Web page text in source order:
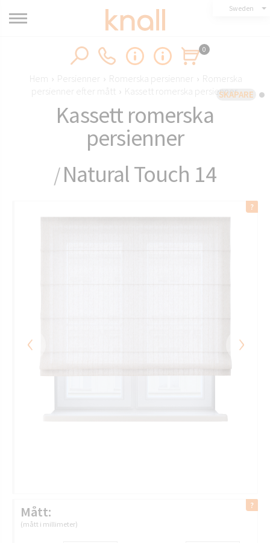
SKAPARE
Sweden
0
Hem › Persienner › Romerska persienner › Romerska
persienner efter mått › Kassett romerska persienner
Kassett romerska
persienner
/Natural Touch 14
‹ ›
Mått:
(mått i millimeter)